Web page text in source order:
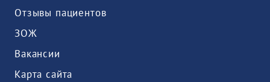
Отзывы пациентов
ЗОЖ
Вакансии
Карта сайта